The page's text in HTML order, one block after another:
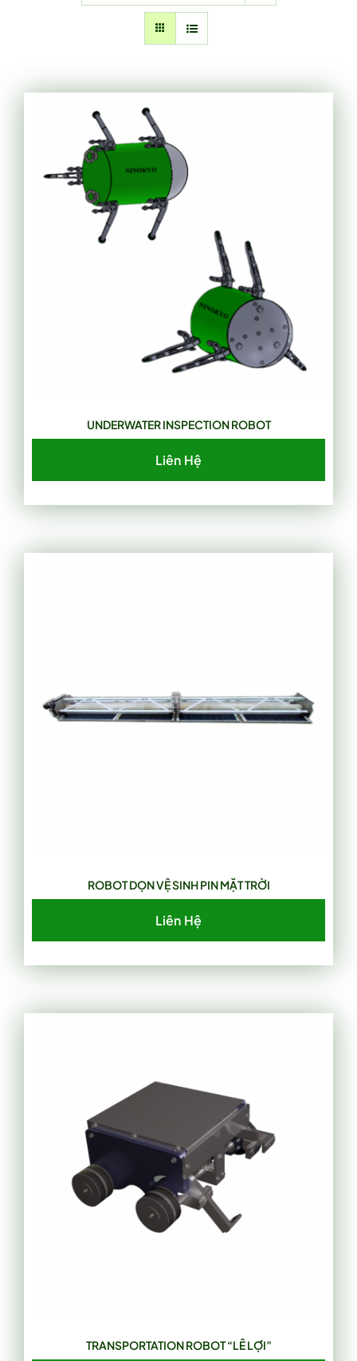
UNDERWATER INSPECTION ROBOT
Liên Hệ
ROBOT DỌN VỆ SINH PIN MẶT TRỜI
Liên Hệ
TRANSPORTATION ROBOT “LÊ LỢI”